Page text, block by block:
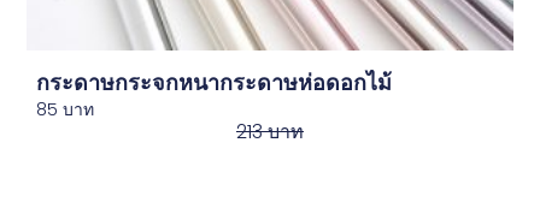
กระดาษกระจกหนากระดาษห่อดอกไม้
213บาท
85บาท